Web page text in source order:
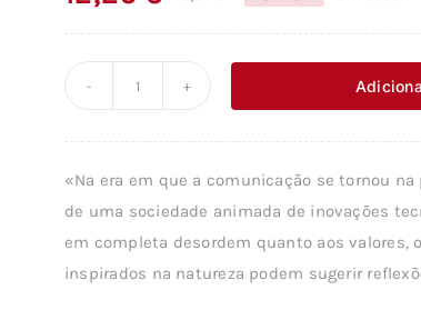
O
era:
O
é:
SECRETAS
«Na era em que a comunicação se tornou na
de uma sociedade animada de inovações
em completa desordem quanto aos valores,
inspirados na natureza podem sugerir